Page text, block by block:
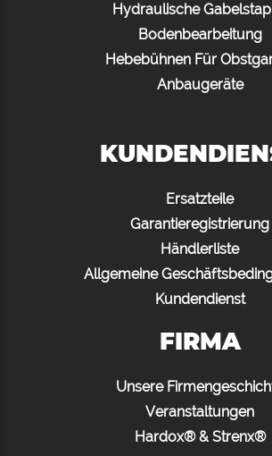
Hydraulische
Bodenbearbeitung
Hebebühnen Für
Anbaugeräte
Ersatzteile
Garantieregistrierung
Händlerliste
Allgemeine
Kundendienst
FIRMA
Unsere
Veranstaltungen
Hardox® & Strenx®